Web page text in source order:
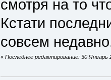
смотря на то
Кстати
совсем
«Последнее редактирование: 30 Январь